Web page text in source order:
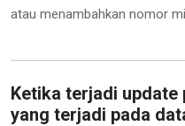
atau menambahkan nomor
Ketika terjadi update
yang terjadi pada